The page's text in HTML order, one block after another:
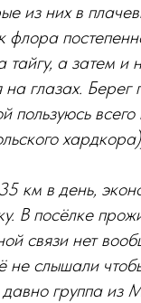
из них в
а затем и
глазах. Берег
пользуюсь
км в день,
В посёлке
связи нет
слышали
группа из